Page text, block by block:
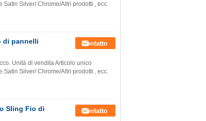
Silver/ Chrome/Altri prodotti , ecc.
di pannelli
Contatto
Unità di vendita Articolo unico
Silver/ Chrome/Altri prodotti , ecc.
Sling Fio di
Contatto